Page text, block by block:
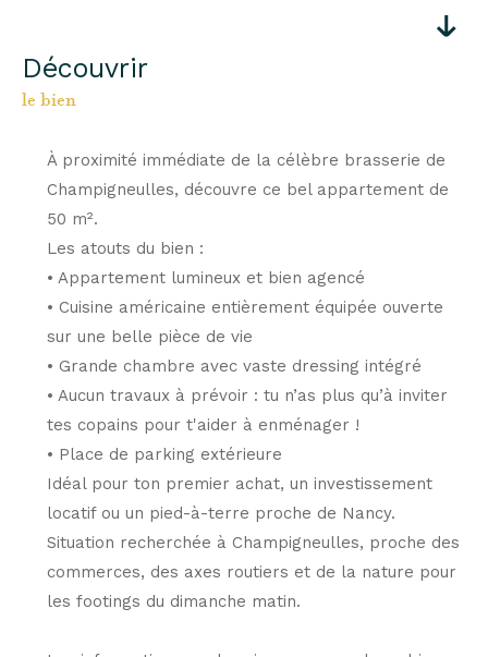
découvrir
le bien
À proximité immédiate de la célèbre brasserie de
Champigneulles, découvre ce bel appartement de
50 m².
Les atouts du bien :
• Appartement lumineux et bien agencé
• Cuisine américaine entièrement équipée ouverte
sur une belle pièce de vie
• Grande chambre avec vaste dressing intégré
• Aucun travaux à prévoir : tu n’as plus qu’à inviter
tes copains pour t'aider à enménager !
• Place de parking extérieure
Idéal pour ton premier achat, un investissement
locatif ou un pied-à-terre proche de Nancy.
Situation recherchée à Champigneulles, proche des
commerces, des axes routiers et de la nature pour
les footings du dimanche matin.